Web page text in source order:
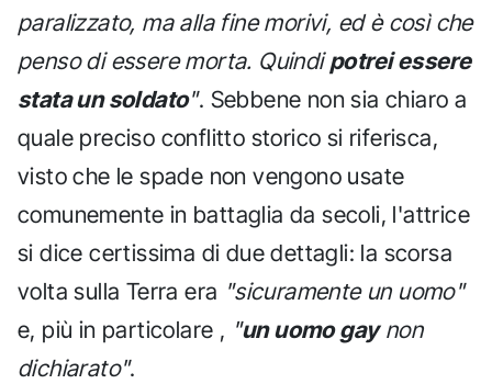
paralizzato, ma alla fine morivi, ed è così che
penso di essere morta. Quindipotrei essere
stata un soldato". Sebbene non sia chiaro a
quale preciso conflitto storico si riferisca,
visto che le spade non vengono usate
comunemente in battaglia da secoli, l'attrice
si dice certissima di due dettagli: la scorsa
volta sulla Terra era "sicuramente un uomo"
e, più in particolare , "un uomo gaynon
dichiarato".